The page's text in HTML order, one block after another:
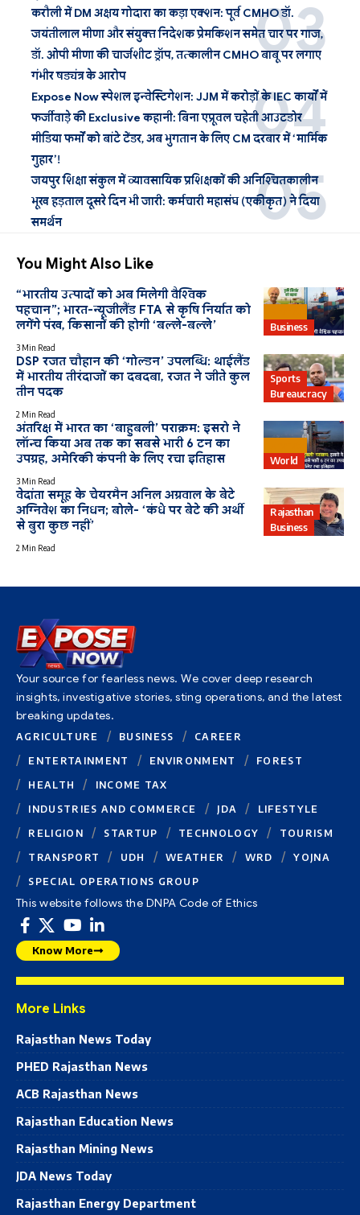
करौली में DM अक्षय गोदारा का कड़ा एक्शन: पूर्व CMHO डॉ.
जयंतीलाल मीणा और संयुक्त निदेशक प्रेमकिशन समेत चार पर गाज,
डॉ. ओपी मीणा की चार्जशीट ड्रॉप, तत्कालीन CMHO बाबू पर लगाए
गंभीर षड्यंत्र के आरोप
Expose Now स्पेशल इन्वेस्टिगेशन: JJM में करोड़ों के IEC कार्यों में
फर्जीवाड़े की Exclusive कहानी: बिना एप्रूवल चहेती आउटडोर
मीडिया फर्मों को बांटे टेंडर, अब भुगतान के लिए CM दरबार में ‘मार्मिक
गुहार’!
जयपुर शिक्षा संकुल में व्यावसायिक प्रशिक्षकों की अनिश्चितकालीन
भूख हड़ताल दूसरे दिन भी जारी: कर्मचारी महासंघ (एकीकृत) ने दिया
समर्थन
You Might Also Like
Business
“भारतीय उत्पादों को अब मिलेगी वैश्विक
पहचान”; भारत-न्यूजीलैंड FTA से कृषि निर्यात को
लगेंगे पंख, किसानों की होगी ‘बल्ले-बल्ले’
3 Min Read
Sports
Bureaucracy
DSP रजत चौहान की ‘गोल्डन’ उपलब्धि: थाईलैंड
में भारतीय तीरंदाजों का दबदबा, रजत ने जीते कुल
तीन पदक
2 Min Read
World
अंतरिक्ष में भारत का ‘बाहुबली’ पराक्रम: इसरो ने
लॉन्च किया अब तक का सबसे भारी 6 टन का
उपग्रह, अमेरिकी कंपनी के लिए रचा इतिहास
3 Min Read
Rajasthan
Business
वेदांता समूह के चेयरमैन अनिल अग्रवाल के बेटे
अग्निवेश का निधन; बोले- ‘कंधे पर बेटे की अर्थी
से बुरा कुछ नहीं’
2 Min Read
Your source for fearless news. We cover deep research
insights, investigative stories, sting operations, and the latest
breaking updates.
AGRICULTURE BUSINESS
CAREER
ENTERTAINMENT
ENVIRONMENT
FOREST
HEALTH
INCOME TAX
INDUSTRIES AND COMMERCE
JDA
LIFESTYLE
RELIGION
STARTUP TECHNOLOGY
TOURISM
TRANSPORT
UDH WEATHER WRD
YOJNA
SPECIAL OPERATIONS GROUP
This website follows the DNPA Code of Ethics
Know More
More Links
Rajasthan News Today
PHED Rajasthan News
ACB Rajasthan News
Rajasthan Education News
Rajasthan Mining News
JDA News Today
Rajasthan Energy Department